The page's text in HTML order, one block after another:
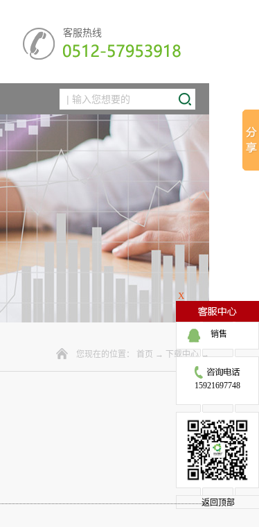
客服热线
您现在的位置： 首页 → 下载中心 →
X
销售
15921697748
返回顶部